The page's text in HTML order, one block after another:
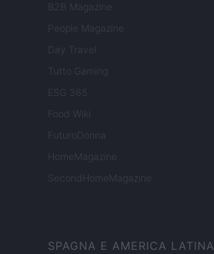
B2B Magazine
People Magazine
Day Travel
Tutto Gaming
ESG 365
Food Wiki
FuturoDonna
HomeMagazine
SecondHomeMagazine
SPAGNA E AMERICA LATINA